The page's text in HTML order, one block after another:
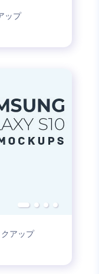
ップ
アップ